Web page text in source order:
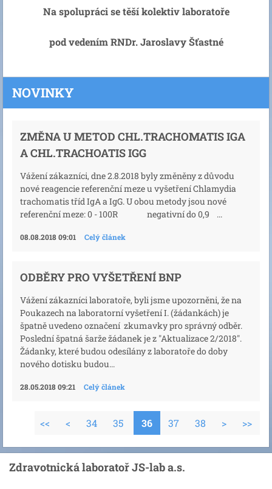
Na spolupráci se těší kolektiv laboratoře
pod vedením RNDr. Jaroslavy Šťastné
NOVINKY
ZMĚNA U METOD CHL.TRACHOMATIS IGA
A CHL.TRACHOATIS IGG
Vážení zákazníci, dne 2.8.2018 byly změněny z důvodu
nové reagencie referenční meze u vyšetření Chlamydia
trachomatis tříd IgA a IgG. U obou metody jsou nové
referenční meze: 0 - 100R negativní do 0,9 ...
08.08.2018 09:01 Celý článek
ODBĚRY PRO VYŠETŘENÍ BNP
Vážení zákazníci laboratoře, byli jsme upozorněni, že na
Poukazech na laboratorní vyšetření I. (žádankách) je
špatně uvedeno označení zkumavky pro správný odběr.
Poslední špatná šarže žádanek je z "Aktualizace 2/2018".
Žádanky, které budou odesílány z laboratoře do doby
nového dotisku budou...
28.05.2018 09:21 Celý článek
<< < 34 35 36 37 38 > >>
Zdravotnická laboratoř JS-lab a.s.